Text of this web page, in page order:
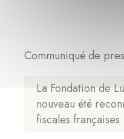
Communiqué de
La Fondation de
nouveau été
fiscales françaises